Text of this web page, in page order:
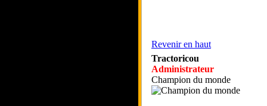
Revenir en haut
Tractoricou
Administrateur
Champion du monde